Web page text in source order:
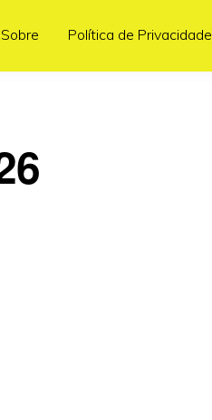
Sobre Política de Privacidade